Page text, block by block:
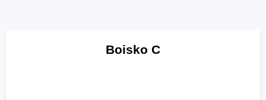
Boisko C